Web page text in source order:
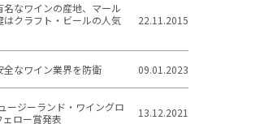
名なワインの産地、マール
はクラフト・ビールの人気
22.11.2015
なワイン業界を防衛 09.01.2023
ージーランド・ワイングロ
ェロー賞発表
13.12.2021